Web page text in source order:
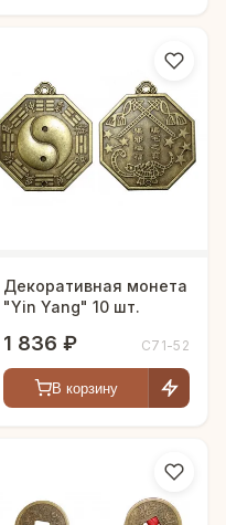
Декоративная монета
"Yin Yang" 10 шт.
1 836 ₽ С71-52
В корзину